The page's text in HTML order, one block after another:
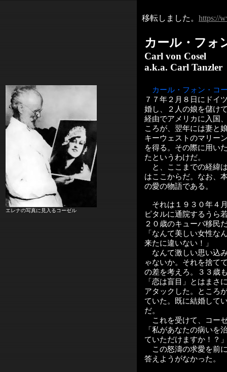
移転しました。 https://
カール・フォ
Carl von Cosel
a.k.a. Carl Tanzler
エレナの写真に見入るコーゼル
カール・フォン・コ
７７年２月８日にドイ
婚し、２人の娘を儲け
経由でアメリカに入国
ころが、翌年には妻と
キーウェストのマリー
を得る。その際に用い
たというわけだ。
と、ここまでの経緯
はここからだ。なお、
の愛の物語である。
それは１９３０年４
ピタルに通院するうら
２０歳のキューバ移民
「なんて美しい女性
来たに違いない！」
なんて激しい思い込
ゃないか。それを捨て
の差を考えろ。３３歳
「恋は盲目」とはまさ
アタックした。ところ
ていた。既に結婚して
だ。
これを受けて、コー
「私があなたの病い
ていただけますか！？
この怒濤の求愛を前
答えようがなかった。